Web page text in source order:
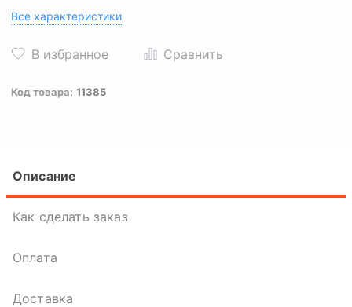
Все характеристики
Код товара: 11385
Описание
Как сделать заказ
Оплата
Доставка